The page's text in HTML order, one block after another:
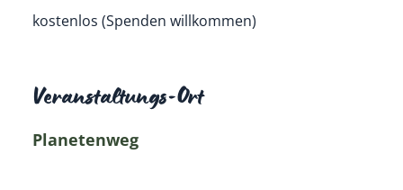
kostenlos (Spenden willkommen)
Veranstaltungs-Ort
Planetenweg